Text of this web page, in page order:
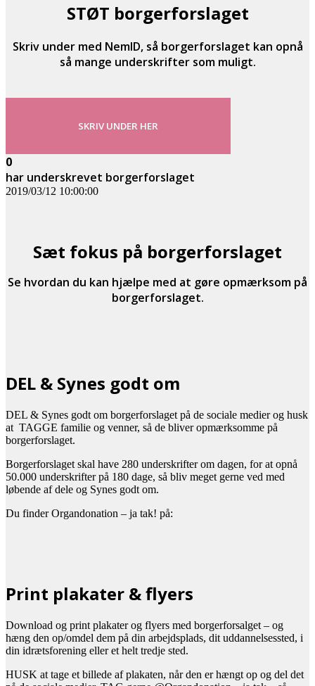
STØT borgerforslaget
Skriv under med NemID, så borgerforslaget kan opnå
så mange underskrifter som muligt.
SKRIV UNDER HER
0
har underskrevet borgerforslaget
2019/03/12 10:00:00
Sæt fokus på borgerforslaget
Se hvordan du kan hjælpe med at gøre opmærksom på
borgerforslaget.
DEL & Synes godt om
DEL & Synes godt om borgerforslaget på de sociale medier og husk
at TAGGE familie og venner, så de bliver opmærksomme på
borgerforslaget.
Borgerforslaget skal have 280 underskrifter om dagen, for at opnå
50.000 underskrifter på 180 dage, så bliv meget gerne ved med
løbende af dele og Synes godt om.
Du finder Organdonation – ja tak! på:
Print plakater & flyers
Download og print plakater og flyers med borgerforsalget – og
hæng den op/omdel dem på din arbejdsplads, dit uddannelsessted, i
din idrætsforening eller et helt tredje sted.
HUSK at tage et billede af plakaten, når den er hængt op og del det